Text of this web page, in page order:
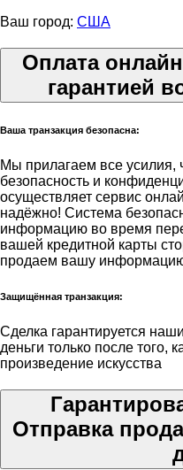
Ваш город: США
Оплата
гарантией
Ваша транзакция безопасна:
Мы прилагаем все усилия,
безопасность и
осуществляет сервис
надёжно! Система
информацию во время
вашей кредитной карты
продаем вашу
Защищённая транзакция:
Сделка гарантируется
деньги только после того,
произведение искусства
Отправка